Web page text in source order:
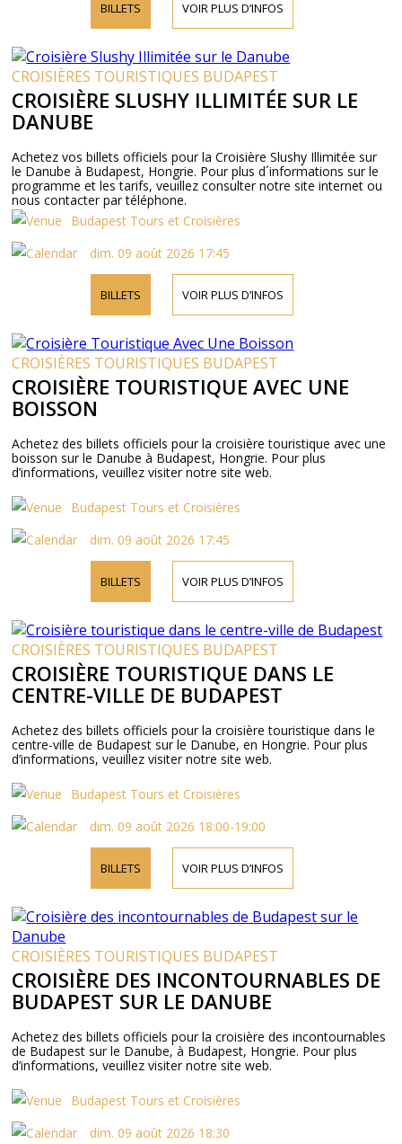
BILLETS VOIR PLUS D’INFOS
CROISIÈRES TOURISTIQUES BUDAPEST
CROISIÈRE SLUSHY ILLIMITÉE SUR LE
DANUBE
Achetez vos billets officiels pour la Croisière Slushy Illimitée sur
le Danube à Budapest, Hongrie. Pour plus d´informations sur le
programme et les tarifs, veuillez consulter notre site internet ou
nous contacter par téléphone.
Budapest Tours et Croisières
dim. 09 août 2026 17:45
BILLETS VOIR PLUS D’INFOS
CROISIÈRES TOURISTIQUES BUDAPEST
CROISIÈRE TOURISTIQUE AVEC UNE
BOISSON
Achetez des billets officiels pour la croisière touristique avec une
boisson sur le Danube à Budapest, Hongrie. Pour plus
d’informations, veuillez visiter notre site web.
Budapest Tours et Croisières
dim. 09 août 2026 17:45
BILLETS VOIR PLUS D’INFOS
CROISIÈRES TOURISTIQUES BUDAPEST
CROISIÈRE TOURISTIQUE DANS LE
CENTRE-VILLE DE BUDAPEST
Achetez des billets officiels pour la croisière touristique dans le
centre-ville de Budapest sur le Danube, en Hongrie. Pour plus
d’informations, veuillez visiter notre site web.
Budapest Tours et Croisières
dim. 09 août 2026 18:00-19:00
BILLETS VOIR PLUS D’INFOS
CROISIÈRES TOURISTIQUES BUDAPEST
CROISIÈRE DES INCONTOURNABLES DE
BUDAPEST SUR LE DANUBE
Achetez des billets officiels pour la croisière des incontournables
de Budapest sur le Danube, à Budapest, Hongrie. Pour plus
d’informations, veuillez visiter notre site web.
Budapest Tours et Croisières
dim. 09 août 2026 18:30